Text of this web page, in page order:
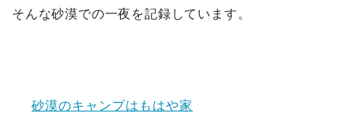
そんな砂漠での一夜を記録しています。
砂漠のキャンプはもはや家